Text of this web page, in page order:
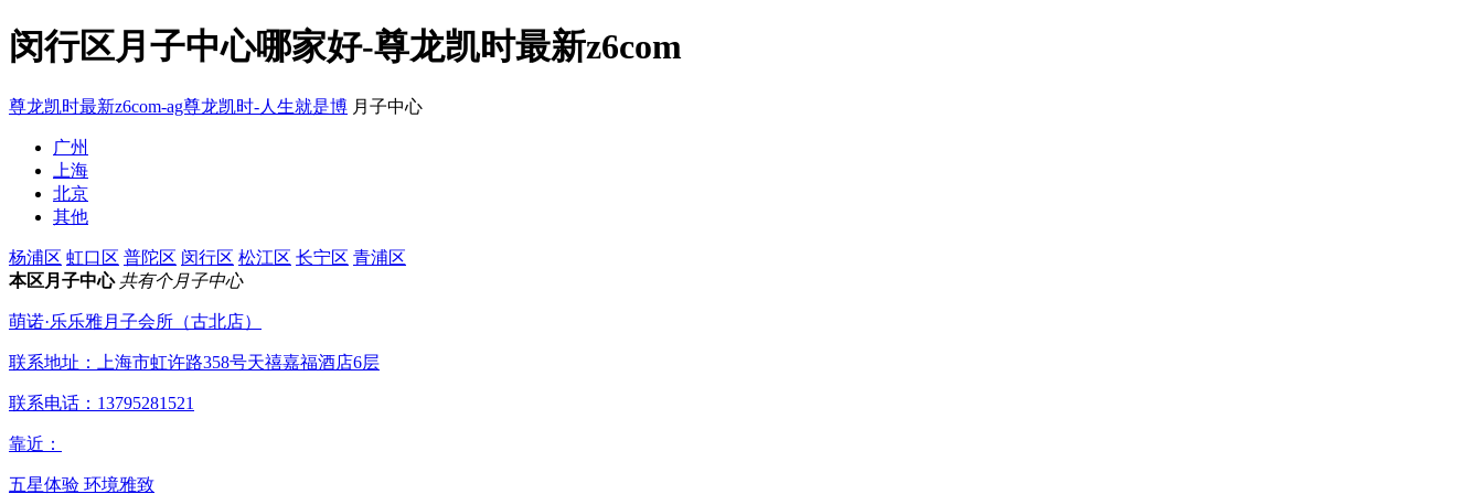
闵行区月子中心哪家好-尊龙凯时最新z6com
尊龙凯时最新z6com-ag尊龙凯时-人生就是博 月子中心
广州
上海
北京
其他
杨浦区 虹口区 普陀区 闵行区 松江区 长宁区 青浦区
本区月子中心 共有个月子中心
萌诺·乐乐雅月子会所（古北店）
联系地址： 上海市虹许路358号天禧嘉福酒店6层
联系电话： 13795281521
靠近：
五星体验 环境雅致